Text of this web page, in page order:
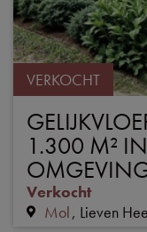
VERKOCHT
1.300 M²
Verkocht
Mol Lieven